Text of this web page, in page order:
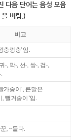
다음 단어는 음성 모음
버림.)
비고
충껑충’임.
-, 막-, 선-, 쌍-, 검-,
가숭이’, 큰말은
, 뻘거숭이’임.
, ~들다.